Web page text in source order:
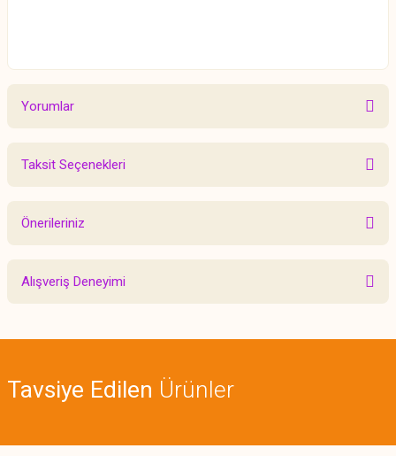
Yorumlar
Taksit Seçenekleri
Önerileriniz
Bu ürünün fiyat bilgisi, resim, ürün açıklamalarında ve diğer konularda
yetersiz gördüğünüz noktaları öneri formunu kullanarak tarafımıza
Ürün açıklamasında eksik bilgiler bulunuyor.
Alışveriş Deneyimi
Tavsiye Edilen Ürünler